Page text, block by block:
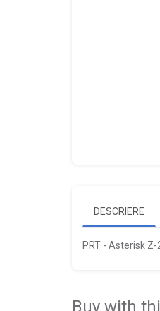
DESCRIERE
PRT - Asterisk Z-
Buy with